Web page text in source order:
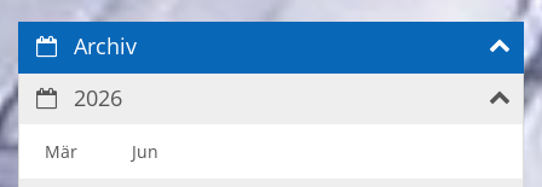
Archiv
2026
Mär Jun